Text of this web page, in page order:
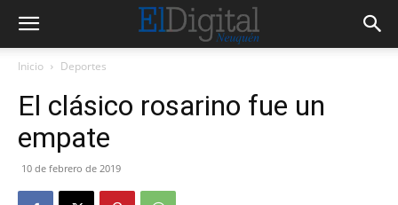
Inicio Deportes
El clásico rosarino fue un
empate
10 de febrero de 2019